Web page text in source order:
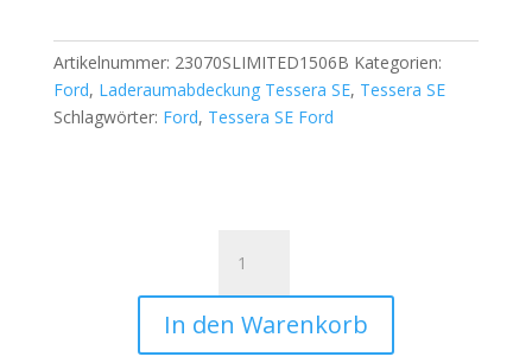
Artikelnummer: 23070SLIMITED1506B Kategorien:
Ford, Laderaumabdeckung Tessera SE, Tessera SE
Schlagwörter: Ford, Tessera SE Ford
für
Ford
Ranger
In den Warenkorb